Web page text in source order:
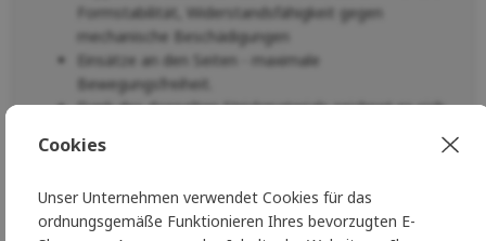
Formstabilität, Widerstandsfähigkeit gegen
mechanische Beschädigungen
Einsätze an den Seiten - maximale
Bewegungsfreiheit.
Dank des doppelten Strickmaterials zeichnet es sich
eine hohe Wärmeisolierung aus
warm
Cookies
Unser Unternehmen verwendet Cookies für das
ordnungsgemäße Funktionieren Ihres bevorzugten E-